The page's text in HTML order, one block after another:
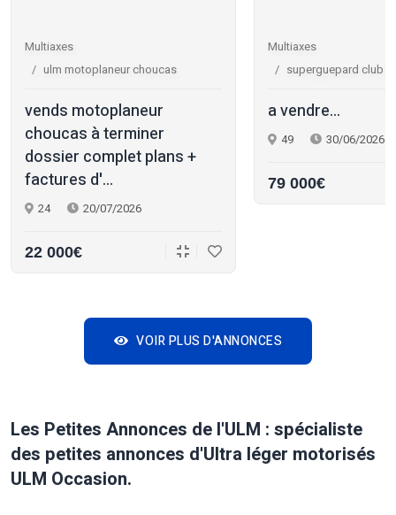
Multiaxes
ulm motoplaneur choucas
vends motoplaneur
choucas à terminer
dossier complet plans +
factures d'...
24 20/07/2026
22 000€
Multiaxes
superguepard club
a vendre...
49 30/06/2026
79 000€
VOIR PLUS D'ANNONCES
Les Petites Annonces de l'ULM : spécialiste
des petites annonces d'Ultra léger motorisés
ULM Occasion.